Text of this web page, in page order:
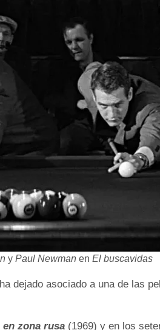
y Paul Newmanen El buscavidas
dejado asociado a una de las
en zona rusa (1969) y en los